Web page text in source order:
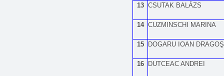
13 CSUTAK BALÁZS
14 CUZMINSCHI MARINA
15 DOGARU IOAN DRAGOŞ
16 DUTCEAC ANDREI